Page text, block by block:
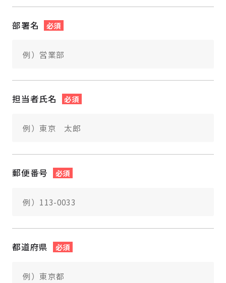
部署名 必須
担当者氏名 必須
郵便番号 必須
都道府県 必須